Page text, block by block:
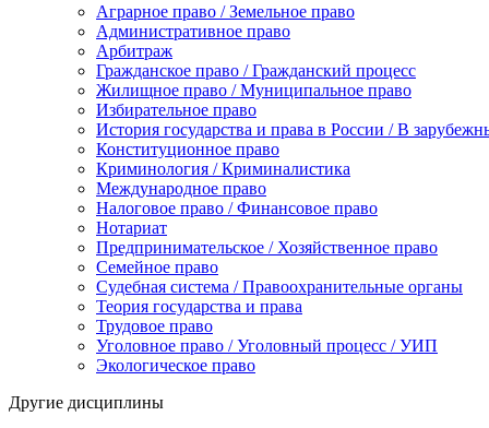
Аграрное право / Земельное право
Административное право
Арбитраж
Гражданское право / Гражданский процесс
Жилищное право / Муниципальное право
Избирательное право
История государства и права в России / В
Конституционное право
Криминология / Криминалистика
Международное право
Налоговое право / Финансовое право
Нотариат
Предпринимательское / Хозяйственное право
Семейное право
Судебная система / Правоохранительные органы
Теория государства и права
Трудовое право
Уголовное право / Уголовный процесс / УИП
Экологическое право
Другие дисциплины